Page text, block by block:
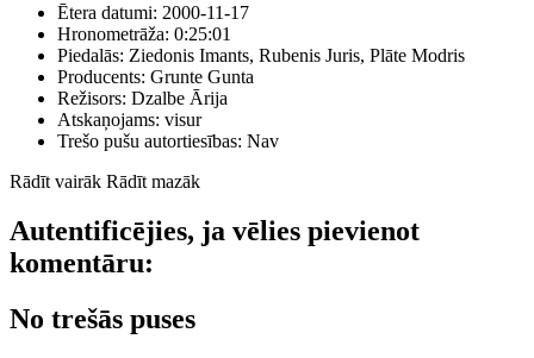
Ētera datumi: 2000-11-17
Hronometrāža: 0:25:01
Piedalās: Ziedonis Imants, Rubenis Juris, Plāte Modris
Producents: Grunte Gunta
Režisors: Dzalbe Ārija
Atskaņojams: visur
Trešo pušu autortiesības: Nav
Rādīt vairāk Rādīt mazāk
Autentificējies, ja vēlies pievienot
komentāru:
No trešās puses